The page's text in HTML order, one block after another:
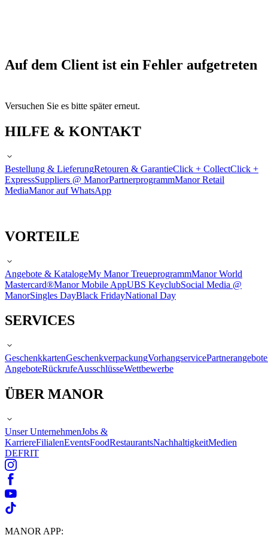
Auf dem Client ist ein Fehler aufgetreten
Versuchen Sie es bitte später erneut.
HILFE & KONTAKT
Bestellung & LieferungRetouren & GarantieClick + CollectClick +
ExpressSuppliers @ ManorPartnerprogrammManor Retail
MediaManor auf WhatsApp
VORTEILE
Angebote & KatalogeMy Manor TreueprogrammManor World
Mastercard®Manor Mobile AppUBS KeyclubSocial Media @
ManorSingles DayBlack FridayNational Day
SERVICES
GeschenkkartenGeschenkverpackungVorhangservicePartnerangebote
AngeboteRückrufeAusschlüsseWettbewerbe
ÜBER MANOR
Unser UnternehmenJobs &
KarriereFilialenEventsFoodRestaurantsNachhaltigkeitMedien
DEFRIT
MANOR APP: